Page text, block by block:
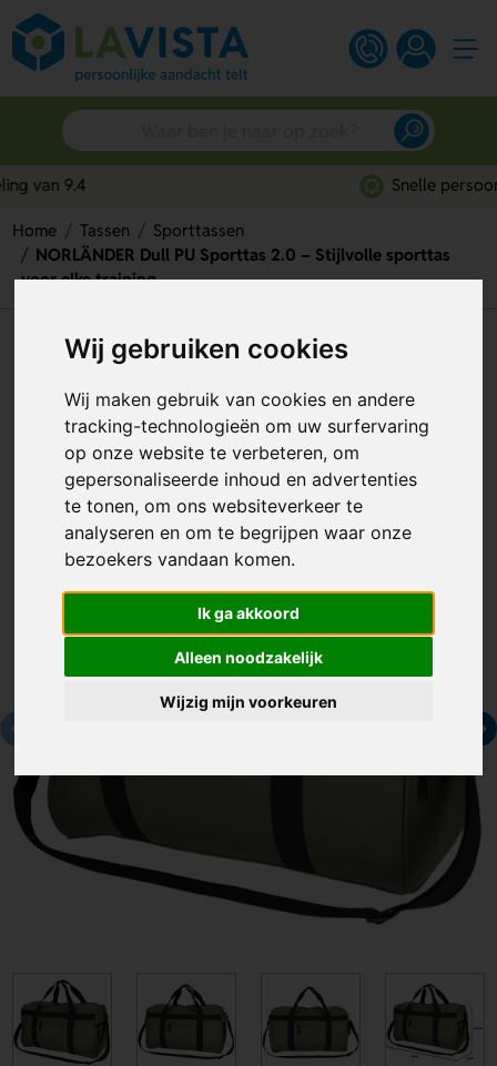
Wij gebruiken cookies
Wij maken gebruik van cookies en andere
tracking-technologieën om uw surfervaring
op onze website te verbeteren, om
gepersonaliseerde inhoud en advertenties
te tonen, om ons websiteverkeer te
analyseren en om te begrijpen waar onze
bezoekers vandaan komen.
Ik ga akkoord
Alleen noodzakelijk
Wijzig mijn voorkeuren
Snelle persoonlijke service
Home Tassen
Sporttassen
NORLÄNDER Dull PU Sporttas 2.0 – Stijlvolle sporttas
voor elke training
NORLÄNDER Dull PU Sporttas
2.0 – Stijlvolle sporttas voor
elke training
Artikelnummer:332248